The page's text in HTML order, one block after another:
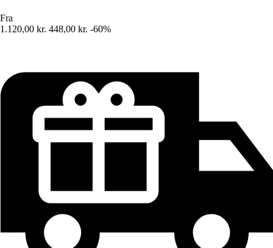
Fra
1.120,00 kr. 448,00 kr. -60%